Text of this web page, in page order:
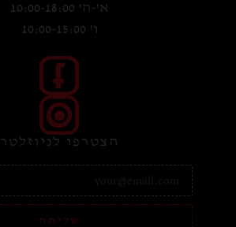
א'-ה' 10:00-18:00
ו' 10:00-15:00
הצטרפו לניוזלטר
שליחה